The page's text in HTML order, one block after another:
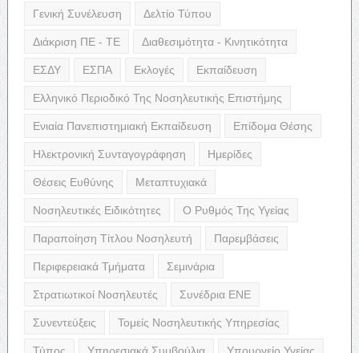
Γενική Συνέλευση Δελτίο Τύπου
Διάκριση ΠΕ - ΤΕ Διαθεσιμότητα - Κινητικότητα
ΕΣΔΥ ΕΣΠΑ Εκλογές Εκπαίδευση
Ελληνικό Περιοδικό Της Νοσηλευτικής Επιστήμης
Ενιαία Πανεπιστημιακή Εκπαίδευση Επίδομα Θέσης
Ηλεκτρονική Συνταγογράφηση Ημερίδες
Θέσεις Ευθύνης Μεταπτυχιακά
Νοσηλευτικές Ειδικότητες Ο Ρυθμός Της Υγείας
Παραποίηση Τίτλου Νοσηλευτή Παρεμβάσεις
Περιφερειακά Τμήματα Σεμινάρια
Στρατιωτικοί Νοσηλευτές Συνέδρια ΕΝΕ
Συνεντεύξεις Τομείς Νοσηλευτικής Υπηρεσίας
Τύπος Υπηρεσιακά Συμβούλια Υπουργείο Υγείας